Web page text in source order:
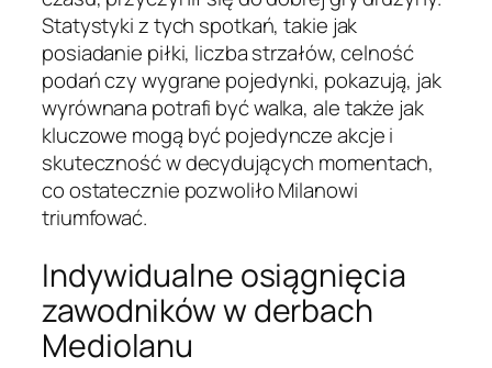
Statystyki z tych spotkań, takie jak
posiadanie piłki, liczba strzałów, celność
podań czy wygrane pojedynki, pokazują, jak
wyrównana potrafi być walka, ale także jak
kluczowe mogą być pojedyncze akcje i
skuteczność w decydujących momentach,
co ostatecznie pozwoliło Milanowi
triumfować.
Indywidualne osiągnięcia
zawodników w derbach
Mediolanu